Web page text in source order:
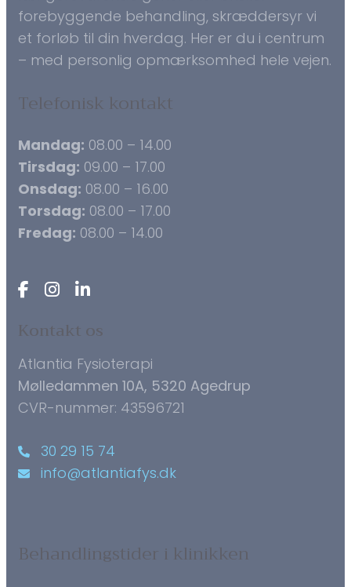
forebyggende behandling, skræddersyr vi
et forløb til din hverdag. Her er du i centrum
– med personlig opmærksomhed hele vejen.
Telefonisk kontakt
Mandag: 08.00 – 14.00
Tirsdag: 09.00 – 17.00
Onsdag: 08.00 – 16.00
Torsdag: 08.00 – 17.00
Fredag: 08.00 – 14.00
Kontakt os
Atlantia Fysioterapi
Mølledammen 10A, 5320 Agedrup
CVR-nummer: 43596721
30 29 15 74
info@atlantiafys.dk
Behandlingstider i klinikken